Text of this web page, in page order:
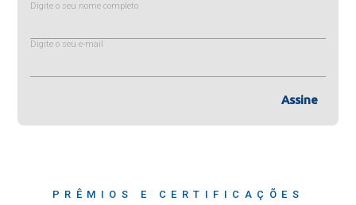
Digite o seu nome completo
Digite o seu e-mail
Assine
PRÊMIOS E CERTIFICAÇÕES